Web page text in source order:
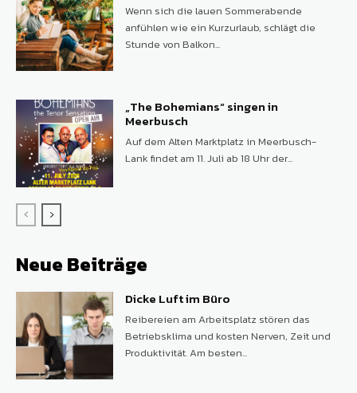
Wenn sich die lauen Sommerabende
anfühlen wie ein Kurzurlaub, schlägt die
Stunde von Balkon...
„The Bohemians“ singen in
Meerbusch
Auf dem Alten Marktplatz in Meerbusch-
Lank findet am 11. Juli ab 18 Uhr der...
Neue Beiträge
Dicke Luft im Büro
Reibereien am Arbeitsplatz stören das
Betriebsklima und kosten Nerven, Zeit und
Produktivität. Am besten...